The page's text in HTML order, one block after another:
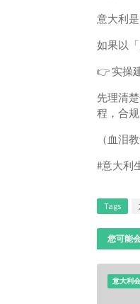
意大利
如果以
👉 实操
先理清
程，合
（血泪
#意大利
Tags
您可能
意大利